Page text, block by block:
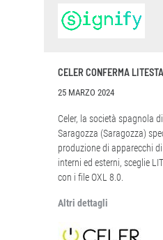
CELER CONFERMA
25 MARZO 2024
Celer, la società spagnola di
Saragozza (Saragozza)
produzione di apparecchi
interni ed esterni, sceglie
con i file OXL 8.0.
Altri dettagli